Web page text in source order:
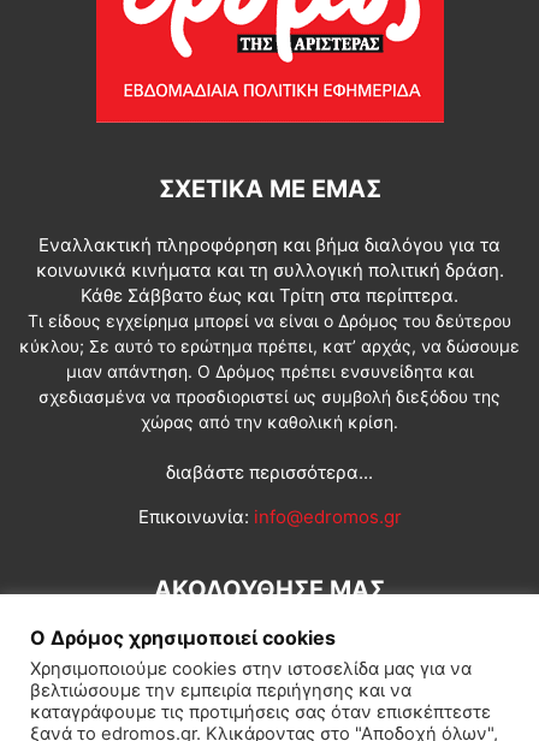
ΣΧΕΤΙΚΆ ΜΕ ΕΜΆΣ
Εναλλακτική πληροφόρηση και βήμα διαλόγου για τα
κοινωνικά κινήματα και τη συλλογική πολιτική δράση.
Κάθε Σάββατο έως και Τρίτη στα περίπτερα.
Τι είδους εγχείρημα μπορεί να είναι ο Δρόμος του δεύτερου
κύκλου; Σε αυτό το ερώτημα πρέπει, κατ’ αρχάς, να δώσουμε
μιαν απάντηση. Ο Δρόμος πρέπει ενσυνείδητα και
σχεδιασμένα να προσδιοριστεί ως συμβολή διεξόδου της
χώρας από την καθολική κρίση.
διαβάστε περισσότερα...
Επικοινωνία: info@edromos.gr
ΑΚΟΛΟΥΘΗΣΕ ΜΑΣ
Ο Δρόμος χρησιμοποιεί cookies
Χρησιμοποιούμε cookies στην ιστοσελίδα μας για να
βελτιώσουμε την εμπειρία περιήγησης και να
καταγράφουμε τις προτιμήσεις σας όταν επισκέπτεστε
ξανά το edromos.gr. Κλικάροντας στο "Αποδοχή όλων",